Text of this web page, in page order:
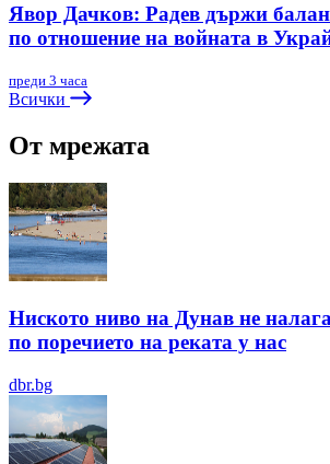
Явор Дачков: Радев държи
по отношение на войната в
преди 3 часа
Всички
От мрежата
Ниското ниво на Дунав не
по поречието на реката у нас
dbr.bg